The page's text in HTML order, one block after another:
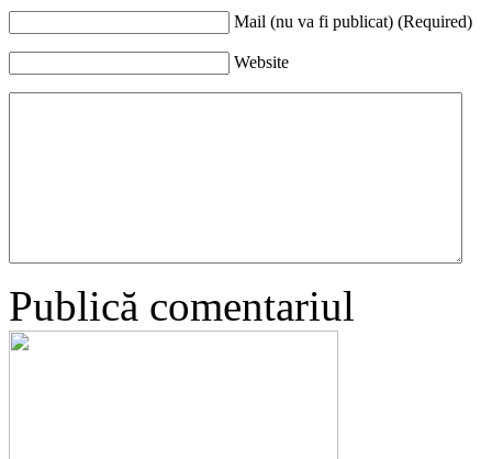
Mail (nu va fi publicat) (Required)
Website
Publică comentariul